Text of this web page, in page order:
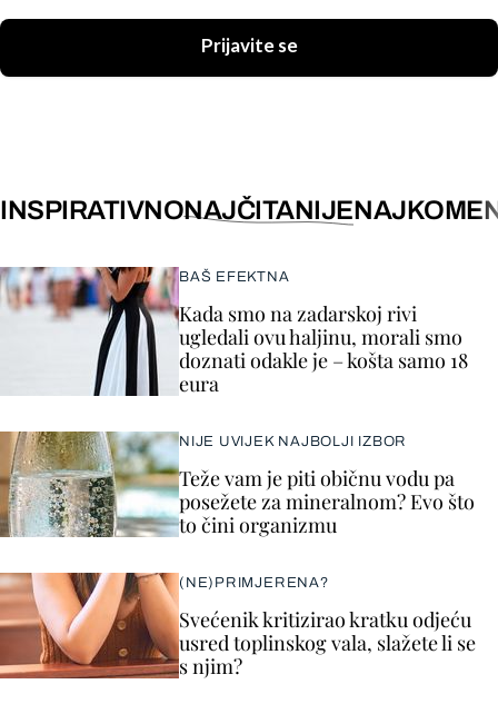
Prijavite se
INSPIRATIVNONAJČITANIJE
BAŠ EFEKTNA
Kada smo na zadarskoj rivi
ugledali ovu haljinu, morali smo
doznati odakle je – košta samo 18
eura
NIJE UVIJEK NAJBOLJI IZBOR
Teže vam je piti običnu vodu pa
posežete za mineralnom? Evo što
to čini organizmu
(NE)PRIMJERENA?
Svećenik kritizirao kratku odjeću
usred toplinskog vala, slažete li se
s njim?